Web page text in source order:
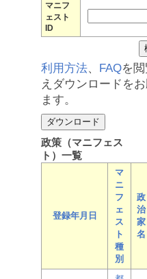
マニフ
ェスト
ID
利用方法、 FAQを
えダウンロードを
ます。
政策（マニフェス
ト）一覧
登録年月日
マ
ニ
フ
ェ
ス
ト
種
別
政
治
家
名